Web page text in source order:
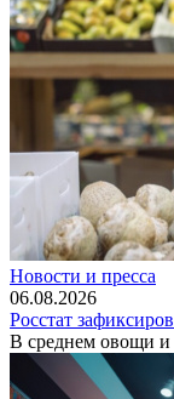
Новости и пресса
06.08.2026
Росстат
В среднем овощи